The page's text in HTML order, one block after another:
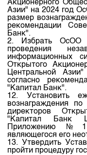
Акционерного
Азии" на 2024 год
размер
рекомендации
Банк".
2. Избрать ОсОО
проведения
информационных
Открытого
Центральной
согласно
"Капитал Банк".
12. Установить
вознаграждения
директоров
"Капитал Банк
Приложению №1
являющегося его
13. Утвердить
пройти процедуру